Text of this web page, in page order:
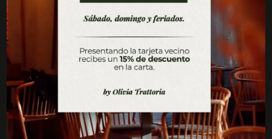
CAFETERIA
MERCATO DI OLIVIA
RESERVAS